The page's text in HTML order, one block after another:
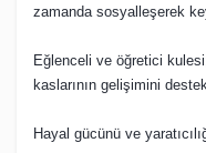
zamanda sosyalleşerek
Eğlenceli ve öğretici
kaslarının gelişimini
Hayal gücünü ve